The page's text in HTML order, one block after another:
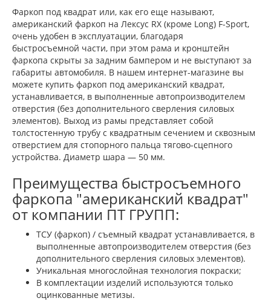
Фаркоп под квадрат или, как его еще называют,
американский фаркоп на Лексус RX (кроме Long) F-Sport,
очень удобен в эксплуатации, благодаря
быстросъемной части, при этом рама и кронштейн
фаркопа скрыты за задним бампером и не выступают за
габариты автомобиля. В нашем интернет-магазине вы
можете купить фаркоп под американский квадрат,
устанавливается, в выполненные автопроизводителем
отверстия (без дополнительного сверления силовых
элементов). Выход из рамы представляет собой
толстостенную трубу с квадратным сечением и сквозным
отверстием для стопорного пальца тягово-сцепного
устройства. Диаметр шара — 50 мм.
Преимущества быстросъемного
фаркопа "американский квадрат"
от компании ПТ ГРУПП:
ТСУ (фаркоп) / съемный квадрат устанавливается, в
выполненные автопроизводителем отверстия (без
дополнительного сверления силовых элементов).
Уникальная многослойная технология покраски;
В комплектации изделий используются только
оцинкованные метизы.